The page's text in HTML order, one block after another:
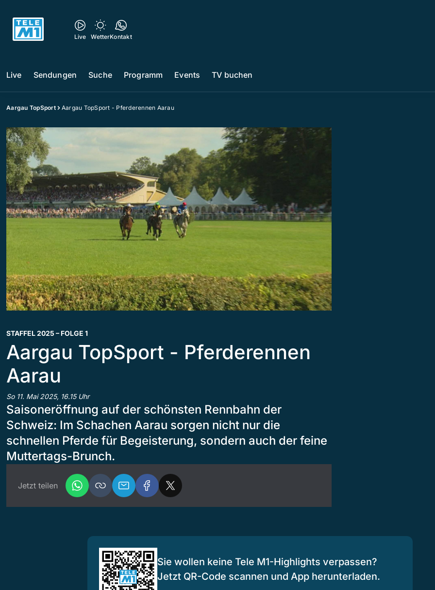
Live WetterKontakt
Live Sendungen Suche Programm Events TV buchen
Aargau TopSport Aargau TopSport - Pferderennen Aarau
STAFFEL 2025 – FOLGE 1
Aargau TopSport - Pferderennen
Aarau
So 11. Mai 2025, 16.15 Uhr
Saisoneröffnung auf der schönsten Rennbahn der
Schweiz: Im Schachen Aarau sorgen nicht nur die
schnellen Pferde für Begeisterung, sondern auch der feine
Muttertags-Brunch.
Jetzt teilen
Sie wollen keine Tele M1-Highlights verpassen?
Jetzt QR-Code scannen und App herunterladen.